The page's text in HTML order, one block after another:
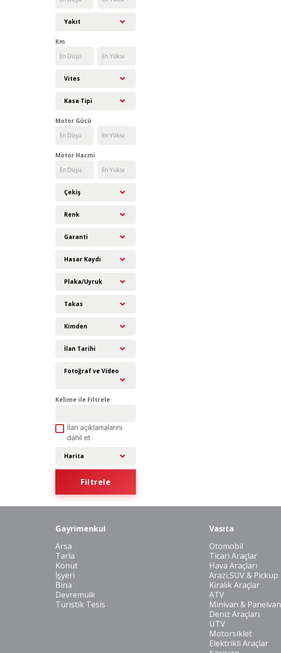
Yakıt
Km
Vites
Kasa Tipi
Motor Gücü
Motor Hacmi
Çekiş
Renk
Garanti
Hasar Kaydı
Plaka/Uyruk
Takas
Kimden
İlan Tarihi
Fotoğraf ve Video
Kelime ile Filtrele
İlan açıklamalarını
dahil et
Harita
Filtrele
Gayrimenkul
Arsa
Tarla
Konut
İşyeri
Bina
Devremülk
Turistik Tesis
Vasıta
Otomobil
Ticari Araçlar
Hava Araçları
Arazi,SUV & Pickup
Kiralık Araçlar
ATV
Minivan & Panelvan
Deniz Araçları
UTV
Motorsiklet
Elektrikli Araçlar